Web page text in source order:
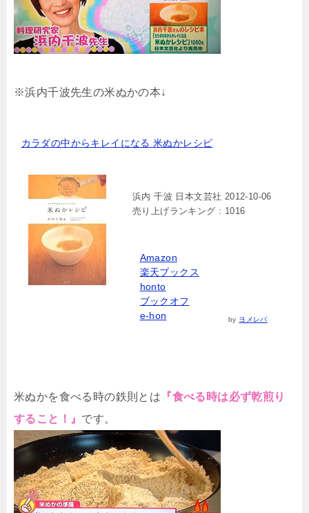
※浜内千波先生の米ぬかの本↓
カラダの中からキレイになる 米ぬかレシピ
浜内 千波 日本文芸社 2012-10-06
売り上げランキング : 1016
Amazon
楽天ブックス
honto
ブックオフ
e-hon
by ヨメレバ
米ぬかを食べる時の鉄則とは 『食べる時は必ず乾煎り
すること！』 です。